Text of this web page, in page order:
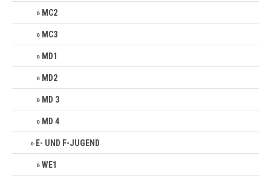
MC2
MC3
MD1
MD2
MD 3
MD 4
E- UND F-JUGEND
WE1